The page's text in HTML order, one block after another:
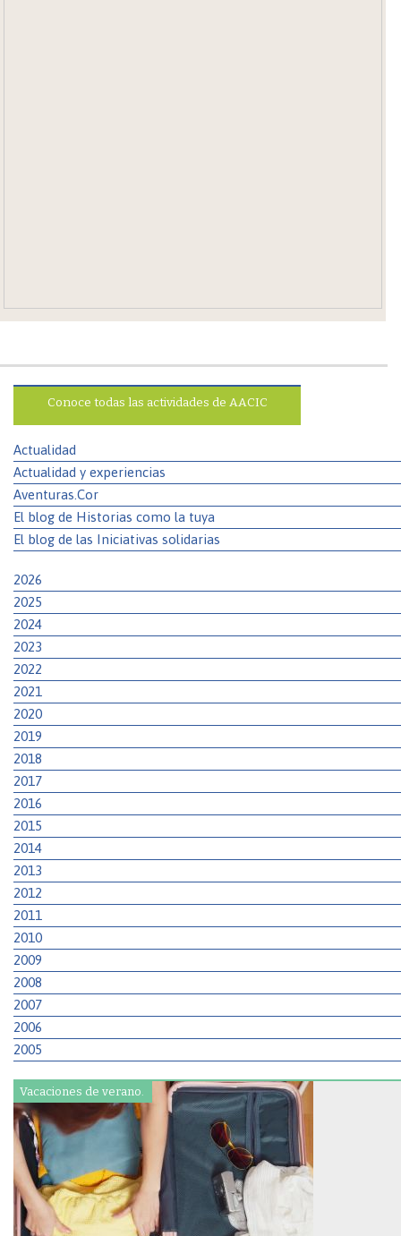
Conoce todas las actividades de AACIC
Actualidad
Actualidad y experiencias
Aventuras.Cor
El blog de Historias como la tuya
El blog de las Iniciativas solidarias
2026
2025
2024
2023
2022
2021
2020
2019
2018
2017
2016
2015
2014
2013
2012
2011
2010
2009
2008
2007
2006
2005
Vacaciones de verano.